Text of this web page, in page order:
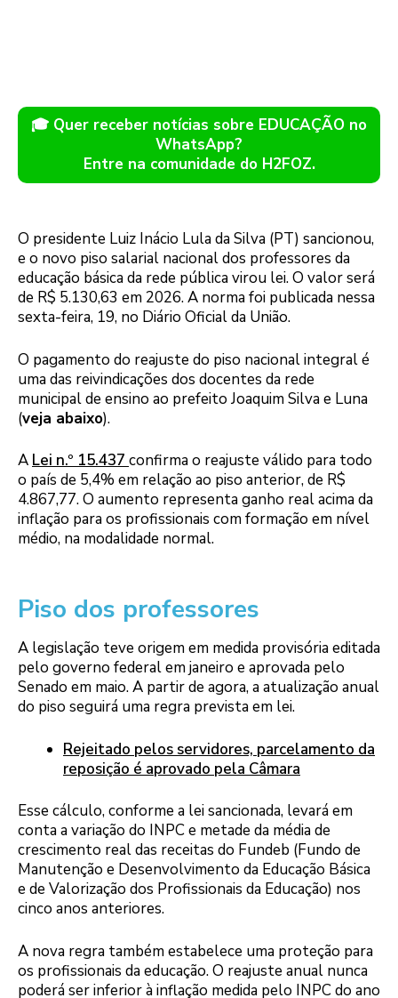
🎓 Quer receber notícias sobre EDUCAÇÃO no
WhatsApp?
Entre na comunidade do H2FOZ.
O presidente Luiz Inácio Lula da Silva (PT) sancionou,
e o novo piso salarial nacional dos professores da
educação básica da rede pública virou lei. O valor será
de R$ 5.130,63 em 2026. A norma foi publicada nessa
sexta-feira, 19, no Diário Oficial da União.
O pagamento do reajuste do piso nacional integral é
uma das reivindicações dos docentes da rede
municipal de ensino ao prefeito Joaquim Silva e Luna
(veja abaixo).
A Lei n.º 15.437 confirma o reajuste válido para todo
o país de 5,4% em relação ao piso anterior, de R$
4.867,77. O aumento representa ganho real acima da
inflação para os profissionais com formação em nível
médio, na modalidade normal.
Piso dos professores
A legislação teve origem em medida provisória editada
pelo governo federal em janeiro e aprovada pelo
Senado em maio. A partir de agora, a atualização anual
do piso seguirá uma regra prevista em lei.
Rejeitado pelos servidores, parcelamento da
reposição é aprovado pela Câmara
Esse cálculo, conforme a lei sancionada, levará em
conta a variação do INPC e metade da média de
crescimento real das receitas do Fundeb (Fundo de
Manutenção e Desenvolvimento da Educação Básica
e de Valorização dos Profissionais da Educação) nos
cinco anos anteriores.
A nova regra também estabelece uma proteção para
os profissionais da educação. O reajuste anual nunca
poderá ser inferior à inflação medida pelo INPC do ano